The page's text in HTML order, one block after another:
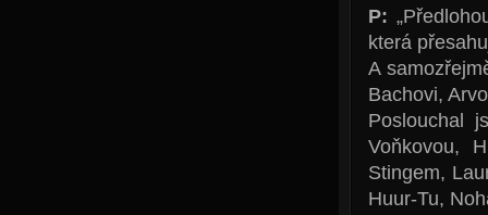
P:
která
A
Bachovi,
Poslouchal
Voňkovou,
Stingem,
Huur-Tu,